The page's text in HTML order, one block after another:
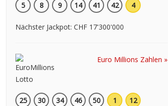
5 8 9 14 41 42 4
Nächster Jackpot: CHF 17'300'000
Euro Millions Zahlen »
25 30 34 46 50 1 12